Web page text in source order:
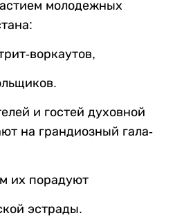
молодежных
воркаутов,
и гостей духовной
на грандиозный гала-
их порадуют
эстрады.